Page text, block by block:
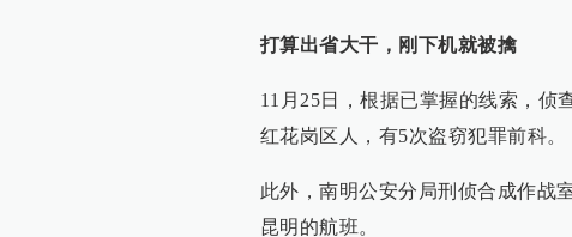
澎湃新闻报料：021-962866
澎湃新闻，未经授